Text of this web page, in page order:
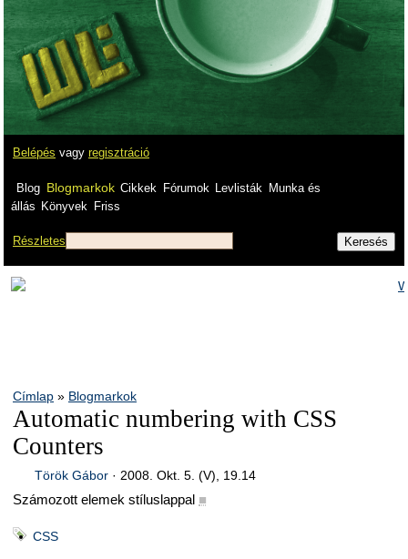
Belépés vagy regisztráció
Blog Blogmarkok Cikkek Fórumok Levlisták
Munka és
állás Könyvek Friss
Részletes
Címlap » Blogmarkok
Automatic numbering with CSS
Counters
Török Gábor· 2008. Okt. 5. (V), 19.14
Számozott elemek stíluslappal ■
CSS